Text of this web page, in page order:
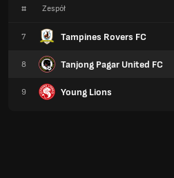
# Zespół
7 Tampines Rovers FC
8 Tanjong Pagar United FC
9 Young Lions